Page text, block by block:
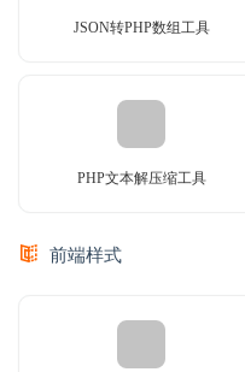
JSON转PHP数组工具
PHP文本解压缩工具
前端样式